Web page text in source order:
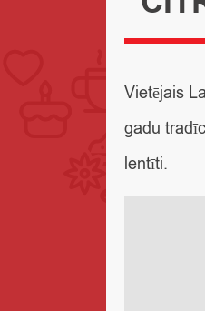
Vietējais
gadu
lentīti.